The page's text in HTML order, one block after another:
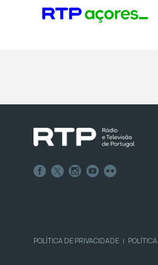
POLÍTICA DE PRIVACIDADE |